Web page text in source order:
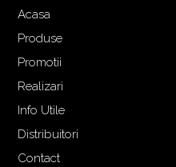
Acasa
Produse
Promotii
Realizari
Info Utile
Distribuitori
Contact